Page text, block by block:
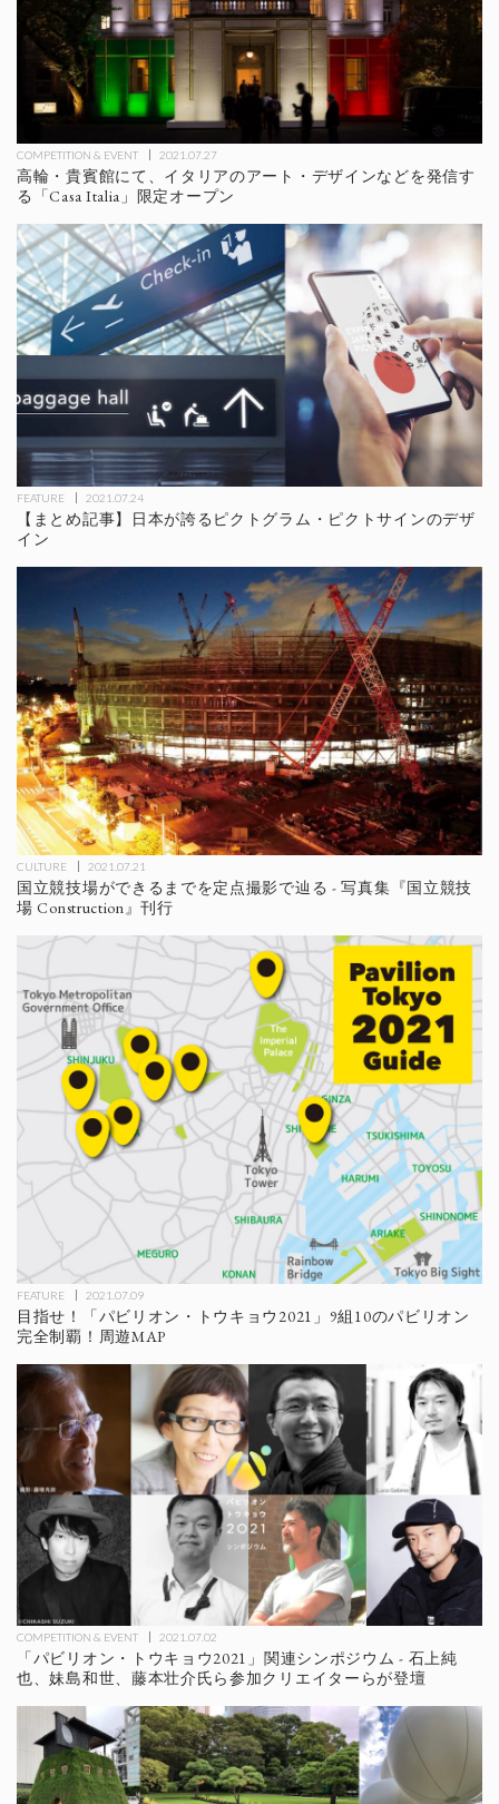
COMPETITION & EVENT 2021.07.27
高輪・貴賓館にて、イタリアのアート・デザインなどを発信す
る「Casa Italia」限定オープン
FEATURE 2021.07.24
【まとめ記事】日本が誇るピクトグラム・ピクトサインのデザ
イン
CULTURE 2021.07.21
国立競技場ができるまでを定点撮影で辿る - 写真集『国立競技
場 Construction』刊行
FEATURE 2021.07.09
目指せ！「パビリオン・トウキョウ2021」9組10のパビリオン
完全制覇！周遊MAP
COMPETITION & EVENT 2021.07.02
「パビリオン・トウキョウ2021」関連シンポジウム - 石上純
也、妹島和世、藤本壮介氏ら参加クリエイターらが登壇